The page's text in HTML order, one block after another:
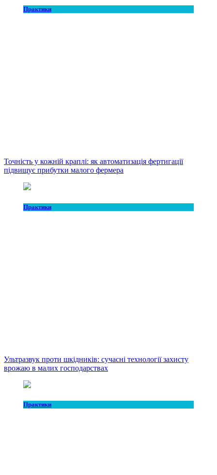
Практики
Точність у кожній краплі: як автоматизація фертигації
підвищує прибутки малого фермера
Практики
Ультразвук проти шкідників: сучасні технології захисту
врожаю в малих господарствах
Практики